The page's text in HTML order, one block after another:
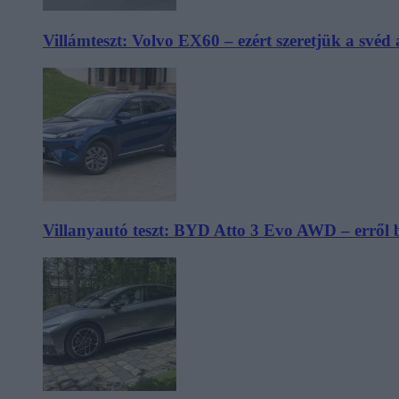
Villámteszt: Volvo EX60 – ezért szeretjük a svéd
Villanyautó teszt: BYD Atto 3 Evo AWD – erről